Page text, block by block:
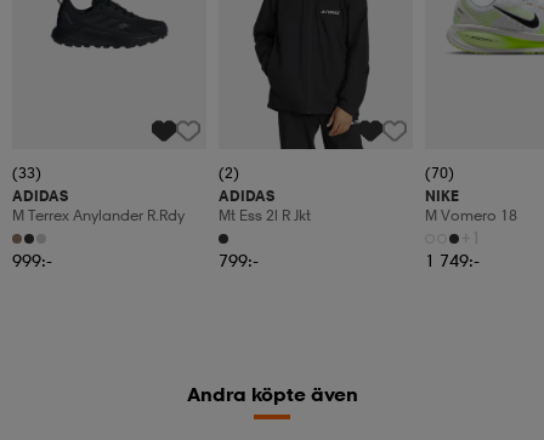
(33)
ADIDAS
M Terrex Anylander R.rdy
999:-
(2)
ADIDAS
Mt Ess 2l R Jkt
799:-
(70)
NIKE
M Vomero 18
+1
1 749:-
Andra köpte även